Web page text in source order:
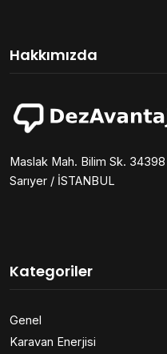
Hakkımızda
Maslak Mah. Bilim Sk. 34398
Sarıyer / İSTANBUL
Kategoriler
Genel
Karavan Enerjisi